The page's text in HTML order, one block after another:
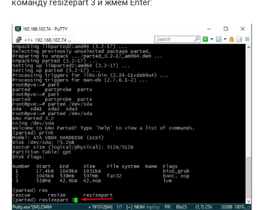
команду resizepart 3 и жмем Enter: